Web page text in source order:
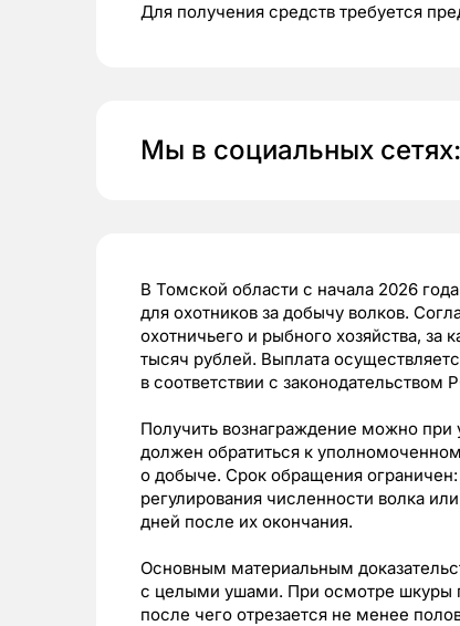
Для получения средств требуется
Мы в социальных сетях:
В Томской области с начала 2026
для охотников за добычу волков.
охотничьего и рыбного хозяйства, за
тысяч рублей. Выплата
в соответствии с законодательством
Получить вознаграждение можно
должен обратиться к
о добыче. Срок обращения
регулирования численности волка
дней после их окончания.
Основным материальным
с целыми ушами. При осмотре шкуры
после чего отрезается не менее